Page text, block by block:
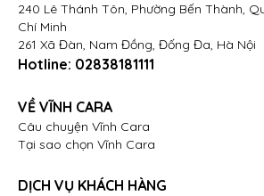
240 Lê Thánh Tôn, Phường Bến Thành,
Chí Minh
261 Xã Đàn, Nam Đồng, Đống Đa, Hà Nội
Hotline: 02838181111
VỀ VĨNH CARA
Câu chuyện Vĩnh Cara
Tại sao chọn Vĩnh Cara
DỊCH VỤ KHÁCH HÀNG